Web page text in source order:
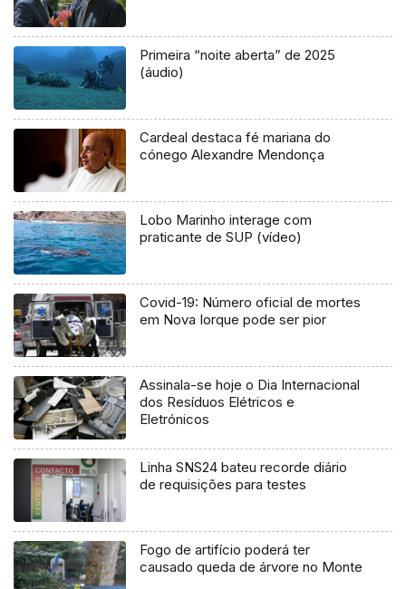
Primeira “noite aberta” de 2025
(áudio)
Cardeal destaca fé mariana do
cónego Alexandre Mendonça
Lobo Marinho interage com
praticante de SUP (vídeo)
Covid-19: Número oficial de mortes
em Nova Iorque pode ser pior
Assinala-se hoje o Dia Internacional
dos Resíduos Elétricos e
Eletrónicos
Linha SNS24 bateu recorde diário
de requisições para testes
Fogo de artifício poderá ter
causado queda de árvore no Monte